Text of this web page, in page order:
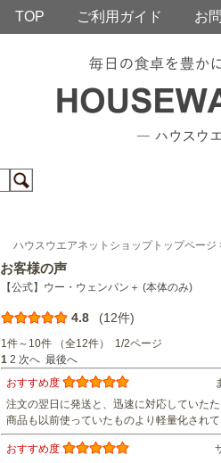
TOP ご利用ガイド お
ハウスウエアネットショップトップページ
お客様の声
【公式】ウー・ウェンパン＋ (本体のみ)
4.8 (12件)
1件～10件 （全12件） 1/2ページ
1 2 次へ 最後へ
おすすめ度
注文の翌日に発送と、迅速に対応していた
商品も以前使っていたものより軽量化され
おすすめ度